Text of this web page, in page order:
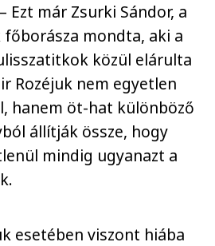
Ezt már Zsurki Sándor, a
mondta, aki a
közül elárulta
Rozéjuk nem egyetlen
hanem öt-hat különböző
állítják össze, hogy
mindig ugyanazt a
esetében viszont hiába